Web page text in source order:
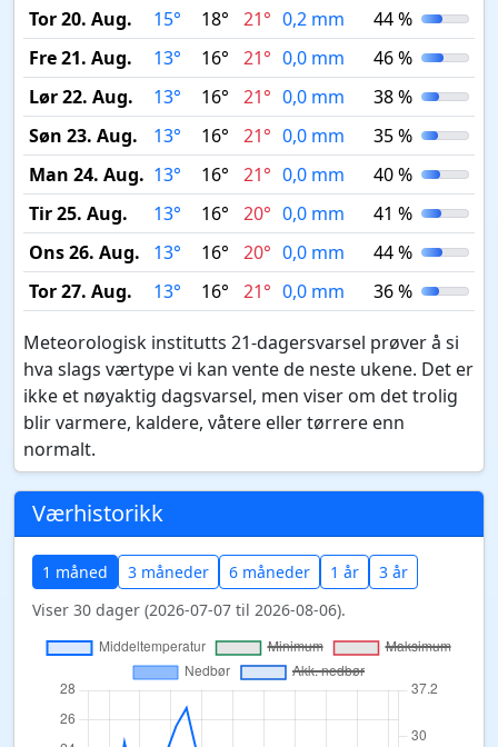
Tor 20. Aug. 15° 18° 21° 0,2 mm
44 %
Fre 21. Aug.
13° 16° 21° 0,0 mm
46 %
Lør 22. Aug.
13° 16° 21° 0,0 mm
38 %
Søn 23. Aug.
13° 16° 21° 0,0 mm
35 %
Man 24. Aug. 13° 16° 21° 0,0 mm
40 %
Tir 25. Aug.
13° 16° 20° 0,0 mm
41 %
Ons 26. Aug.
13° 16° 20° 0,0 mm
44 %
Tor 27. Aug.
13° 16° 21° 0,0 mm 36 %
Meteorologisk institutts 21-dagersvarsel prøver å si
hva slags værtype vi kan vente de neste ukene. Det er
ikke et nøyaktig dagsvarsel, men viser om det trolig
blir varmere, kaldere, våtere eller tørrere enn
normalt.
Værhistorikk
1 måned 3 måneder 6 måneder 1 år
3 år
Viser 30 dager (2026-07-07 til 2026-08-06).